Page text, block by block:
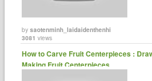
bysaotenminh_laidaidenthenhi
3081 views
How to Carve Fruit Centerpieces :
Making Fruit Centerpieces